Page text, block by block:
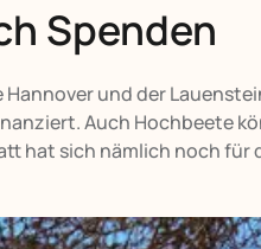
Spenden
Hannover und der
Auch Hochbeete
hat sich nämlich noch für